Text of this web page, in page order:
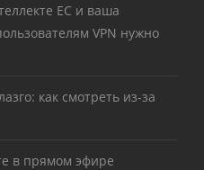
ЕС и ваша
VPN нужно
как смотреть из-за
в прямом эфире